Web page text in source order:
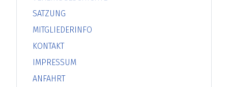
SATZUNG
MITGLIEDERINFO
KONTAKT
IMPRESSUM
ANFAHRT